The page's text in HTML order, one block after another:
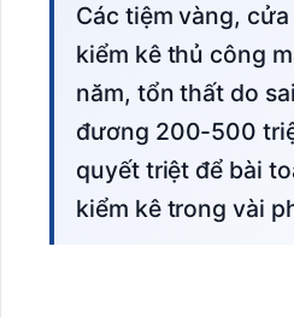
Các tiệm vàng, cửa hàng trang sức và showroom đá quý thường xuyên đối mặt với
kiểm kê thủ công
năm, tổn thất do
đương 200-500
quyết triệt để bài
kiểm kê trong vài